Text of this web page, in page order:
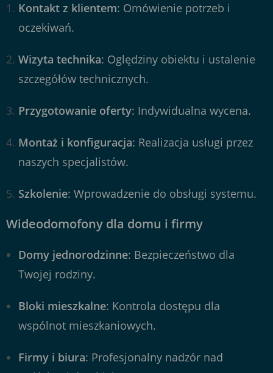
Kontakt z klientem: Omówienie potrzeb i
oczekiwań.
Wizyta technika: Oględziny obiektu i ustalenie
szczegółów technicznych.
Przygotowanie oferty: Indywidualna wycena.
Montaż i konfiguracja: Realizacja usługi przez
naszych specjalistów.
Szkolenie: Wprowadzenie do obsługi systemu.
Wideodomofony dla domu i firmy
Domy jednorodzinne: Bezpieczeństwo dla
Twojej rodziny.
Bloki mieszkalne: Kontrola dostępu dla
wspólnot mieszkaniowych.
Firmy i biura: Profesjonalny nadzór nad